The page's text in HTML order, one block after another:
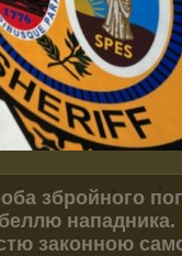
збройного
нападника.
законною